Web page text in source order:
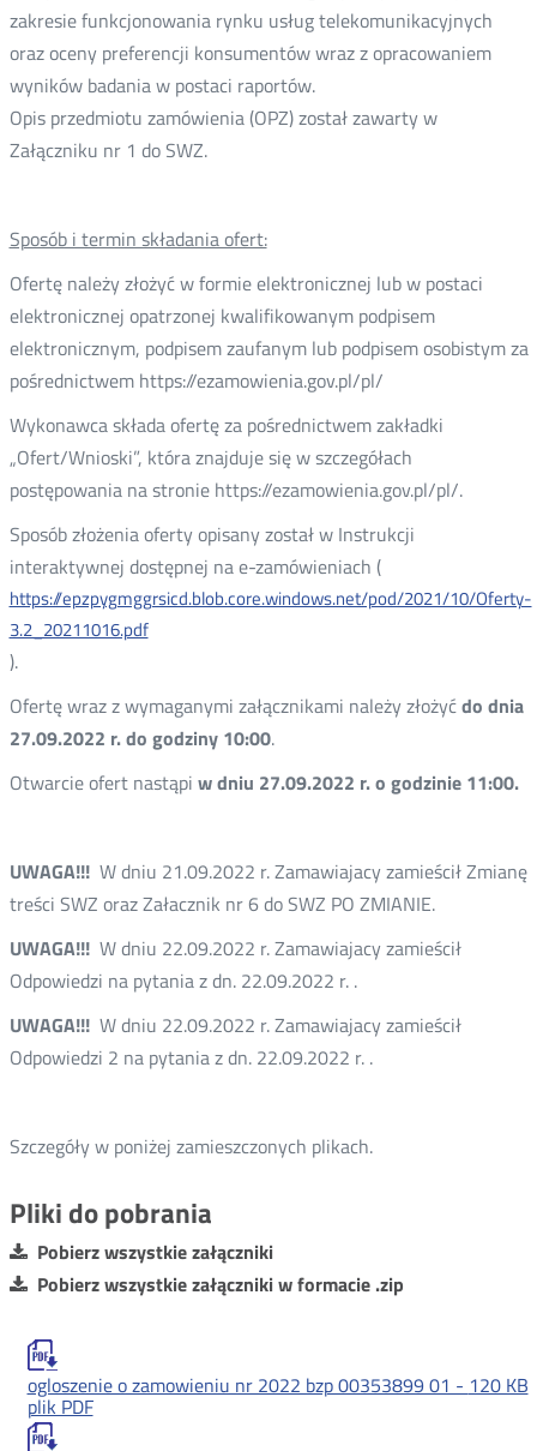
zakresie funkcjonowania rynku usług telekomunikacyjnych
oraz oceny preferencji konsumentów wraz z opracowaniem
wyników badania w postaci raportów.
Opis przedmiotu zamówienia (OPZ) został zawarty w
Załączniku nr 1 do SWZ.
Sposób i termin składania ofert:
Ofertę należy złożyć w formie elektronicznej lub w postaci
elektronicznej opatrzonej kwalifikowanym podpisem
elektronicznym, podpisem zaufanym lub podpisem osobistym za
pośrednictwem https://ezamowienia.gov.pl/pl/
Wykonawca składa ofertę za pośrednictwem zakładki
„Ofert/Wnioski”, która znajduje się w szczegółach
postępowania na stronie https://ezamowienia.gov.pl/pl/.
Sposób złożenia oferty opisany został w Instrukcji
interaktywnej dostępnej na e-zamówieniach (
https://epzpygmggrsicd.blob.core.windows.net/pod/2021/10/Oferty-
3.2_20211016.pdf
).
Ofertę wraz z wymaganymi załącznikami należy złożyćdo dnia
27.09.2022 r. do godziny 10:00.
Otwarcie ofert nastąpi w dniu 27.09.2022 r. o godzinie 11:00.
UWAGA!!! W dniu 21.09.2022 r. Zamawiajacy zamieścił Zmianę
treści SWZ oraz Załacznik nr 6 do SWZ PO ZMIANIE.
UWAGA!!! W dniu 22.09.2022 r. Zamawiajacy zamieścił
Odpowiedzi na pytania z dn. 22.09.2022 r. .
UWAGA!!! W dniu 22.09.2022 r. Zamawiajacy zamieścił
Odpowiedzi 2 na pytania z dn. 22.09.2022 r. .
Szczegóły w poniżej zamieszczonych plikach.
Pliki do pobrania
Pobierz wszystkie załączniki
Pobierz wszystkie załączniki w formacie .zip
ogloszenie o zamowieniu nr 2022 bzp 00353899 01 - 120 KB
plik PDF